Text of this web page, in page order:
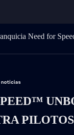
noticias
PILOTOS